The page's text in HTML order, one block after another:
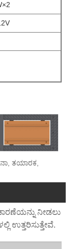
ತಯಾರಕ,
ನೀಡಲು
ಉತ್ತರಿಸುತ್ತೇವೆ.